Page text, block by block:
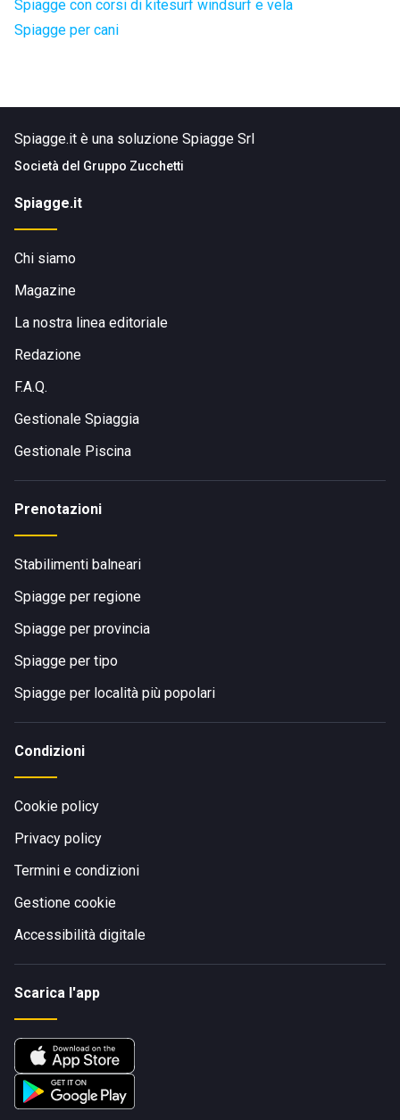
Spiagge con corsi di kitesurf windsurf e vela
Spiagge per cani
Spiagge.it è una soluzione Spiagge Srl
Società del Gruppo Zucchetti
Spiagge.it
Chi siamo
Magazine
La nostra linea editoriale
Redazione
F.A.Q.
Gestionale Spiaggia
Gestionale Piscina
Prenotazioni
Stabilimenti balneari
Spiagge per regione
Spiagge per provincia
Spiagge per tipo
Spiagge per località più popolari
Condizioni
Cookie policy
Privacy policy
Termini e condizioni
Gestione cookie
Accessibilità digitale
Scarica l'app